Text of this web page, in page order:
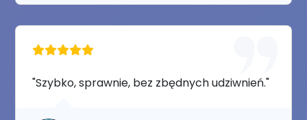
"Szybko, sprawnie, bez zbędnych udziwnień."